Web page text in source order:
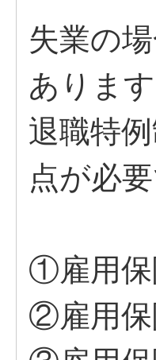
失業の
あります
退職特
点が必要
①雇用保
②雇用保